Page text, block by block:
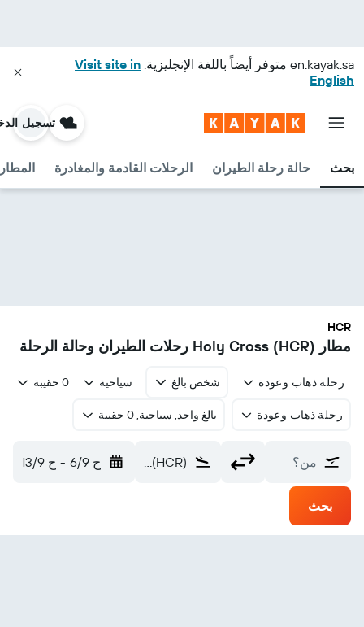
en.kayak.sa متوفر أيضاً باللغة الإنجليزية. Visit site in
English
بحث حالة رحلة الطيران الرحلات القادمة والمغادرة
تسجيل
HCR
مطار Holy Cross (HCR) رحلات الطيران وحالة الرحلة
رحلة ذهاب وعودة شخص بالغ سياحية 0 حقيبة
رحلة ذهاب وعودة بالغ واحد, سياحية, 0 حقيبة
من؟ Holy Cross (HCR) ح 6/9 - ح 13/9
بحث